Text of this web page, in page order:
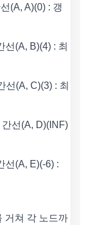
(A, A)(0) : 갱
선(A, B)(4) : 최
선(A, C)(3) : 최
선(A, D)(INF)
선(A, E)(-6) :
거쳐 각 노드까